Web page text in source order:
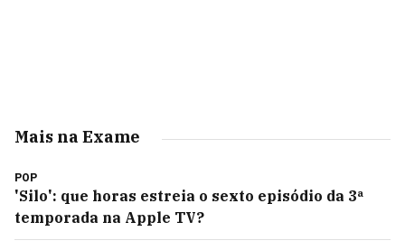
Mais na Exame
POP
'Silo': que horas estreia o sexto episódio da 3ª
temporada na Apple TV?